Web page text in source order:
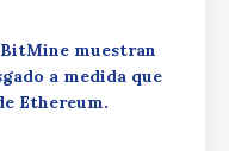
muestran
a medida que
Ethereum.
amid US
rules in 2027
MiCA rules in